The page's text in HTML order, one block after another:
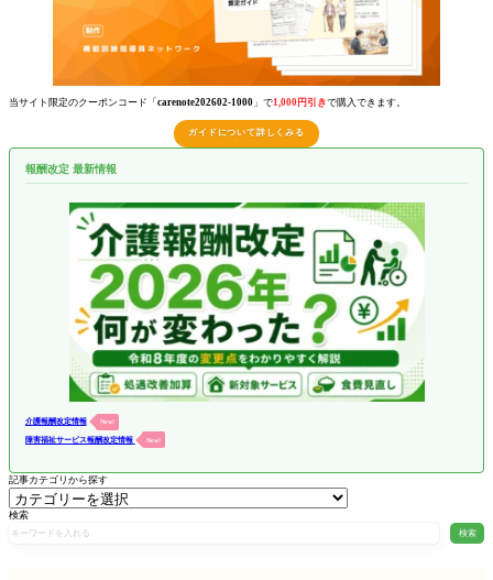
当サイト限定のクーポンコード「 carenote202602-1000 」で1,000円引きで購入できます。
ガイドについて詳しくみる
報酬改定 最新情報
介護報酬改定情報 New!
障害福祉サービス報酬改定情報 New!
記事カテゴリから探す
検索
検索